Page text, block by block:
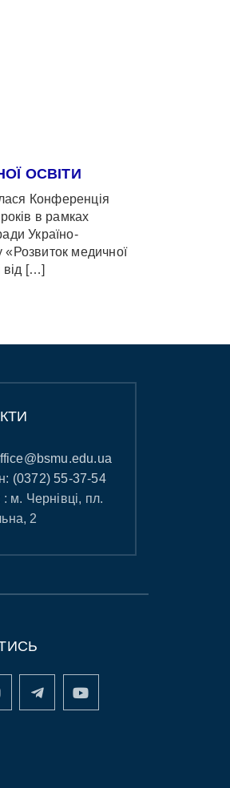
ОСВІТИ
Конференція
в рамках
Україно-
медичної
від […]
(0372) 55-37-54
м. Чернівці, пл.
2